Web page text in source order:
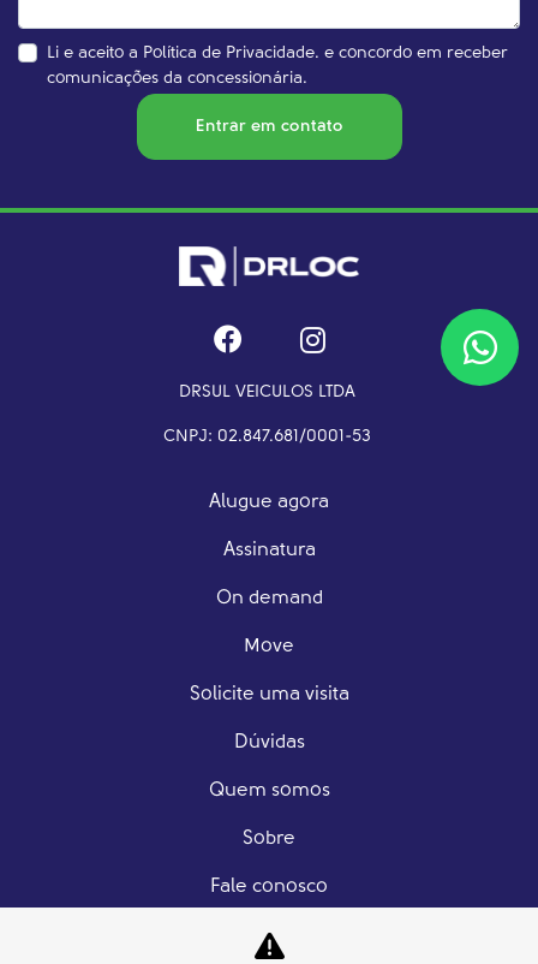
Li e aceito a Política de Privacidade. e concordo em receber
comunicações da concessionária.
Entrar em contato
DRSUL VEICULOS LTDA
CNPJ: 02.847.681/0001-53
Alugue agora
Assinatura
On demand
Move
Solicite uma visita
Dúvidas
Quem somos
Sobre
Fale conosco
Trabalhe conosco